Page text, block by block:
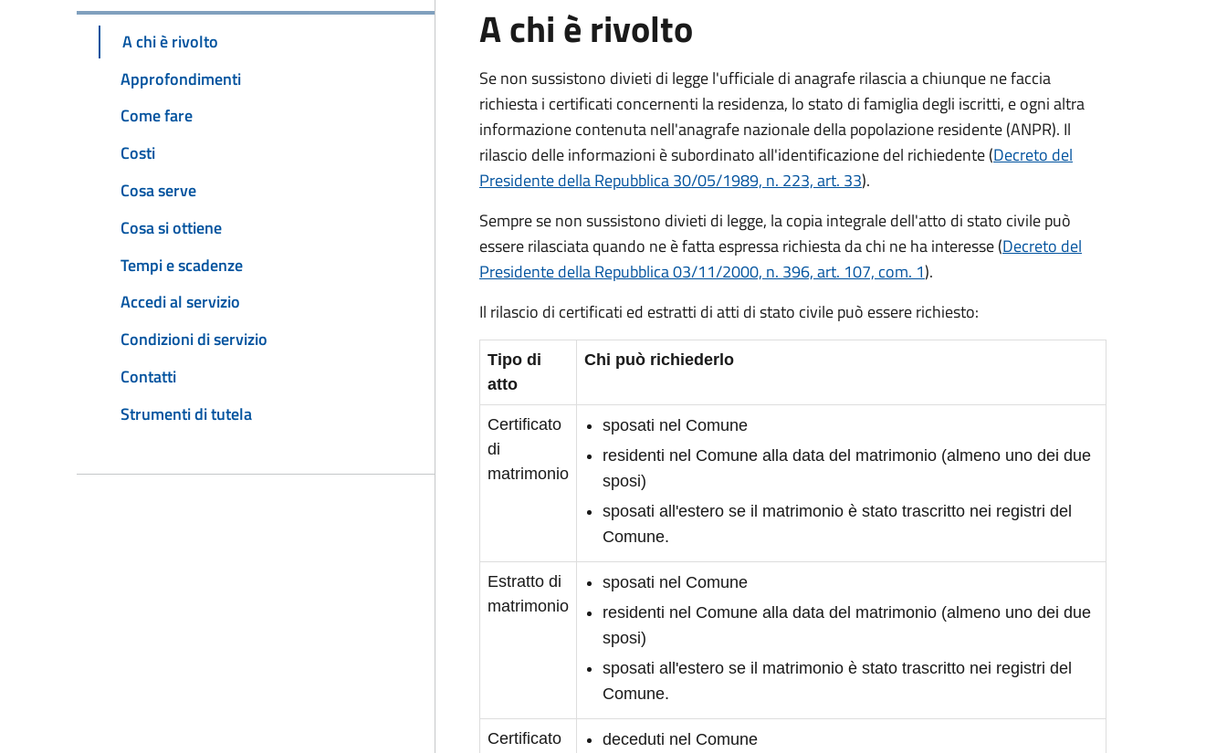
A chi è rivolto
Approfondimenti
Come fare
Costi
Cosa serve
Cosa si ottiene
Tempi e scadenze
Accedi al servizio
Condizioni di servizio
Contatti
Strumenti di tutela
A chi è rivolto
Se non sussistono divieti di legge l'ufficiale di anagrafe rilascia a chiunque ne faccia
richiesta i certificati concernenti la residenza, lo stato di famiglia degli iscritti, e ogni altra
informazione contenuta nell'anagrafe nazionale della popolazione residente (ANPR). Il
rilascio delle informazioni è subordinato all'identificazione del richiedente (Decreto del
Presidente della Repubblica 30/05/1989, n. 223, art. 33).
Sempre se non sussistono divieti di legge, la copia integrale dell'atto di stato civile può
essere rilasciata quando ne è fatta espressa richiesta da chi ne ha interesse (Decreto del
Presidente della Repubblica 03/11/2000, n. 396, art. 107, com. 1).
Il rilascio di certificati ed estratti di atti di stato civile può essere richiesto:
Tipo di
atto
Chi può richiederlo
Certificato
di
matrimonio
sposati nel Comune
residenti nel Comune alla data del matrimonio (almeno uno dei due
sposi)
sposati all'estero se il matrimonio è stato trascritto nei registri del
Comune.
Estratto di
matrimonio
sposati nel Comune
residenti nel Comune alla data del matrimonio (almeno uno dei due
sposi)
sposati all'estero se il matrimonio è stato trascritto nei registri del
Comune.
Certificato
deceduti nel Comune